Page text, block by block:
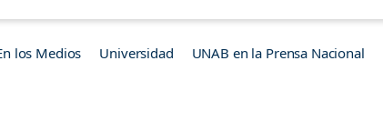
los Medios Universidad UNAB en la Prensa Nacional